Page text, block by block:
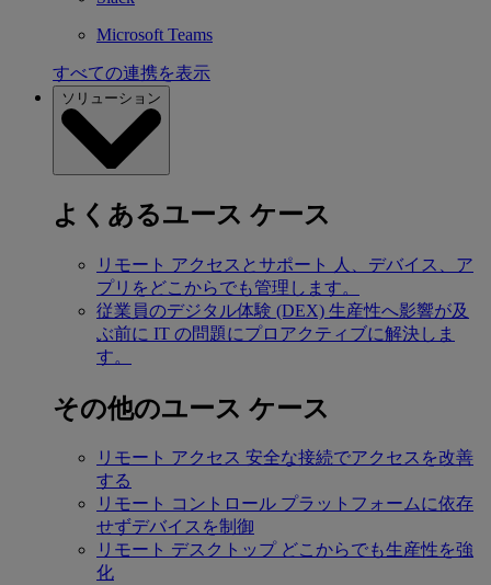
Microsoft Teams
すべての連携を表示
ソリューション
よくあるユース ケース
リモート アクセスとサポート
人、デバイス、ア
プリをどこからでも管理します。
従業員のデジタル体験 (DEX) 生産性へ影響が及
ぶ前に IT の問題にプロアクティブに解決しま
す。
その他のユース ケース
リモート アクセス 安全な接続でアクセスを改善
する
リモート コントロール プラットフォームに依存
せずデバイスを制御
リモート デスクトップ どこからでも生産性を強
化